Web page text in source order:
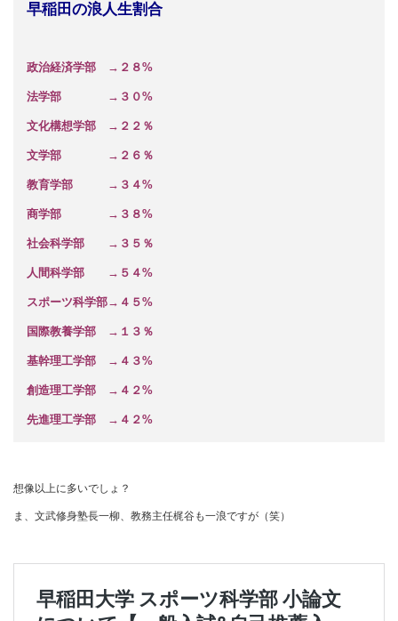
早稲田の浪人生割合
政治経済学部 →２８%
法学部 →３０%
文化構想学部 →２２％
文学部 →２６％
教育学部 →３４%
商学部 →３８%
社会科学部 →３５％
人間科学部 →５４%
スポーツ科学部→４５%
国際教養学部 →１３％
基幹理工学部 →４３%
創造理工学部 →４２%
先進理工学部 →４２%
想像以上に多いでしょ？
ま、文武修身塾長一柳、教務主任梶谷も一浪ですが（笑）